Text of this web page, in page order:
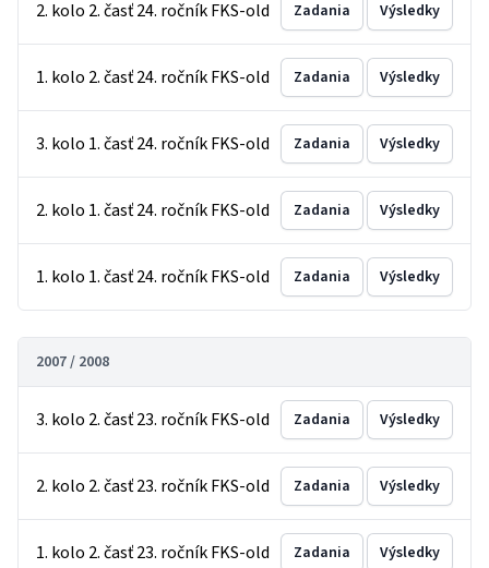
2. kolo 2. časť 24. ročník FKS-old Zadania Výsledky
1. kolo 2. časť 24. ročník FKS-old Zadania Výsledky
3. kolo 1. časť 24. ročník FKS-old Zadania Výsledky
2. kolo 1. časť 24. ročník FKS-old Zadania Výsledky
1. kolo 1. časť 24. ročník FKS-old Zadania Výsledky
2007 / 2008
3. kolo 2. časť 23. ročník FKS-old Zadania Výsledky
2. kolo 2. časť 23. ročník FKS-old Zadania Výsledky
1. kolo 2. časť 23. ročník FKS-old Zadania Výsledky